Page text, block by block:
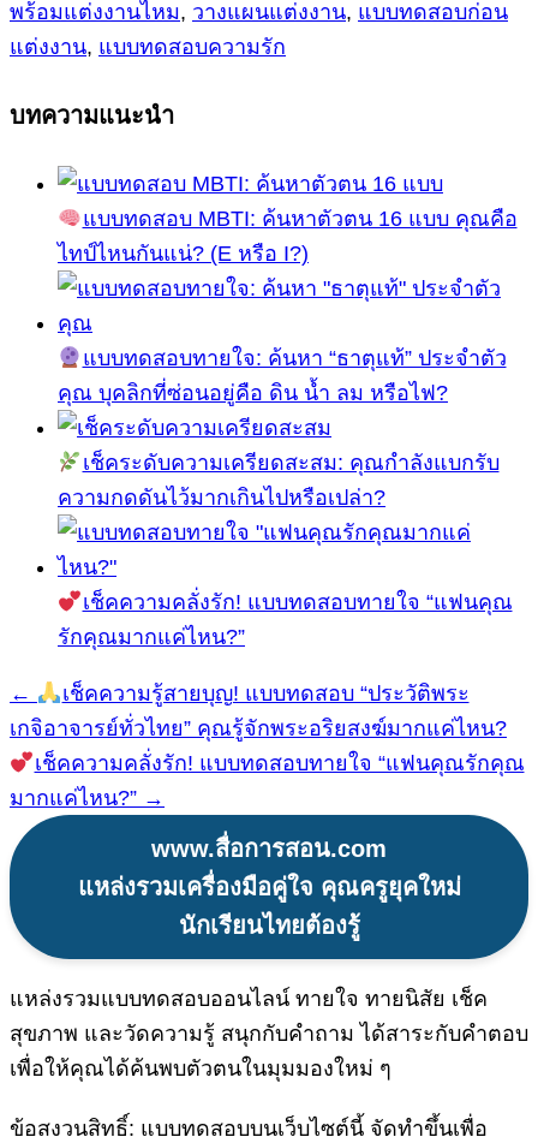
พร้อมแต่งงานไหม, วางแผนแต่งงาน, แบบทดสอบก่อน
แต่งงาน, แบบทดสอบความรัก
บทความแนะนำ
แบบทดสอบ MBTI: ค้นหาตัวตน 16 แบบ คุณคือ
ไทป์ไหนกันแน่? (E หรือ I?)
แบบทดสอบทายใจ: ค้นหา “ธาตุแท้” ประจำตัว
คุณ บุคลิกที่ซ่อนอยู่คือ ดิน น้ำ ลม หรือไฟ?
เช็คระดับความเครียดสะสม: คุณกำลังแบกรับ
ความกดดันไว้มากเกินไปหรือเปล่า?
เช็คความคลั่งรัก! แบบทดสอบทายใจ “แฟนคุณ
รักคุณมากแค่ไหน?”
แนะแนว
เรื่อง
←
เช็คความรู้สายบุญ! แบบทดสอบ “ประวัติพระ
เกจิอาจารย์ทั่วไทย” คุณรู้จักพระอริยสงฆ์มากแค่ไหน?
เช็คความคลั่งรัก! แบบทดสอบทายใจ “แฟนคุณรักคุณ
มากแค่ไหน?” →
www.สื่อการสอน.com
แหล่งรวมเครื่องมือคู่ใจ คุณครูยุคใหม่
นักเรียนไทยต้องรู้
แหล่งรวมแบบทดสอบออนไลน์ ทายใจ ทายนิสัย เช็ค
สุขภาพ และวัดความรู้ สนุกกับคำถาม ได้สาระกับคำตอบ
เพื่อให้คุณได้ค้นพบตัวตนในมุมมองใหม่ ๆ
ข้อสงวนสิทธิ์: แบบทดสอบบนเว็บไซต์นี้ จัดทำขึ้นเพื่อ